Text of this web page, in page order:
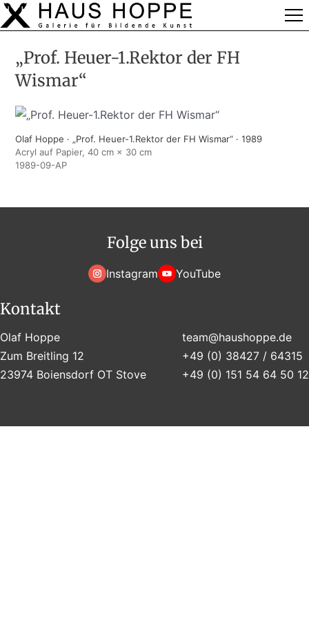
„Prof. Heuer-1.Rektor der FH
Wismar“
Olaf Hoppe · „Prof. Heuer-1.Rektor der FH Wismar“ · 1989
Acryl auf Papier, 40 cm × 30 cm
1989-09-AP
Folge uns bei
Instagram YouTube
Kontakt
Olaf Hoppe
Zum Breitling 12
23974 Boiensdorf OT Stove
team@haushoppe.de
+49 (0) 38427 / 64315
+49 (0) 151 54 64 50 12